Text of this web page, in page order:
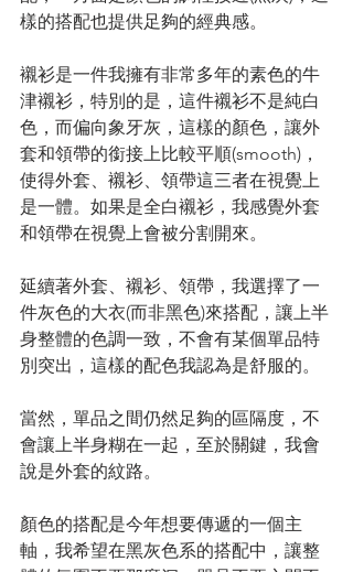
樣的搭配也提供足夠的經典感。
襯衫是一件我擁有非常多年的素色的牛
津襯衫，特別的是，這件襯衫不是純白
色，而偏向象牙灰，這樣的顏色，讓外
套和領帶的銜接上比較平順(smooth)，
使得外套、襯衫、領帶這三者在視覺上
是一體。如果是全白襯衫，我感覺外套
和領帶在視覺上會被分割開來。
延續著外套、襯衫、領帶，我選擇了一
件灰色的大衣(而非黑色)來搭配，讓上半
身整體的色調一致，不會有某個單品特
別突出，這樣的配色我認為是舒服的。
當然，單品之間仍然足夠的區隔度，不
會讓上半身糊在一起，至於關鍵，我會
說是外套的紋路。
顏色的搭配是今年想要傳遞的一個主
軸，我希望在黑灰色系的搭配中，讓整